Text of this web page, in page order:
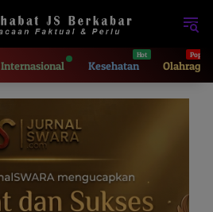
Internasional Kesehatan Olahraga